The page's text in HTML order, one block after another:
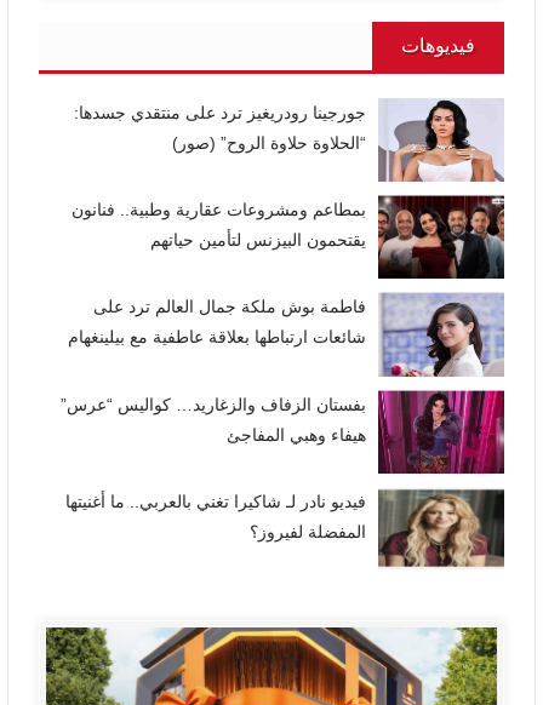
فيديوهات
جورجينا رودريغيز ترد على منتقدي جسدها:
“الحلاوة حلاوة الروح” (صور)
بمطاعم ومشروعات عقارية وطبية.. فنانون
يقتحمون البيزنس لتأمين حياتهم
فاطمة بوش ملكة جمال العالم ترد على
شائعات ارتباطها بعلاقة عاطفية مع بيلينغهام
بفستان الزفاف والزغاريد… كواليس “عرس”
هيفاء وهبي المفاجئ
فيديو نادر لـ شاكيرا تغني بالعربي.. ما أغنيتها
المفضلة لفيروز؟